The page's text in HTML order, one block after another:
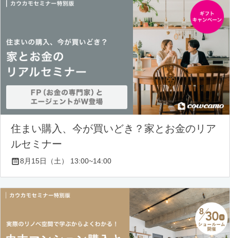
住まい購入、今が買いどき？家とお金のリア
ルセミナー
8月15日（土） 13:00~14:00